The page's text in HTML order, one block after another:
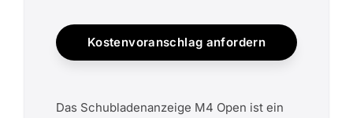
Kostenvoranschlag anfordern
Das Schubladenanzeige M4 Open ist ein